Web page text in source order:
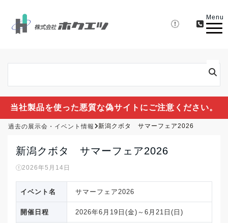
Menu
当社製品を使った悪質な偽サイトにご注意ください。
過去の展示会・イベント情報 新潟クボタ サマーフェア2026
新潟クボタ サマーフェア2026
2026年5月14日
イベント名 サマーフェア2026
開催日程 2026年6月19日(金)～6月21日(日)